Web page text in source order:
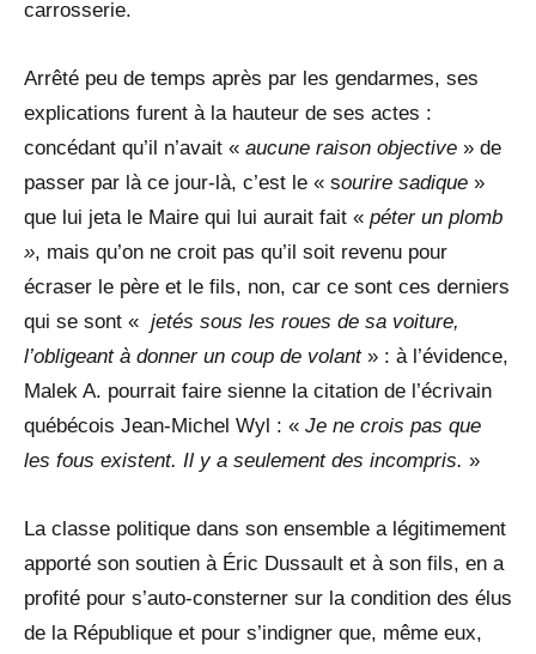
carrosserie.
Arrêté peu de temps après par les gendarmes, ses
explications furent à la hauteur de ses actes :
concédant qu’il n’avait « aucune raison objective » de
passer par là ce jour-là, c’est le « sourire sadique »
que lui jeta le Maire qui lui aurait fait « péter un plomb
», mais qu’on ne croit pas qu’il soit revenu pour
écraser le père et le fils, non, car ce sont ces derniers
qui se sont « jetés sous les roues de sa voiture,
l’obligeant à donner un coup de volant » : à l’évidence,
Malek A. pourrait faire sienne la citation de l’écrivain
québécois Jean-Michel Wyl : « Je ne crois pas que
les fous existent. Il y a seulement des incompris. »
La classe politique dans son ensemble a légitimement
apporté son soutien à Éric Dussault et à son fils, en a
profité pour s’auto-consterner sur la condition des élus
de la République et pour s’indigner que, même eux,